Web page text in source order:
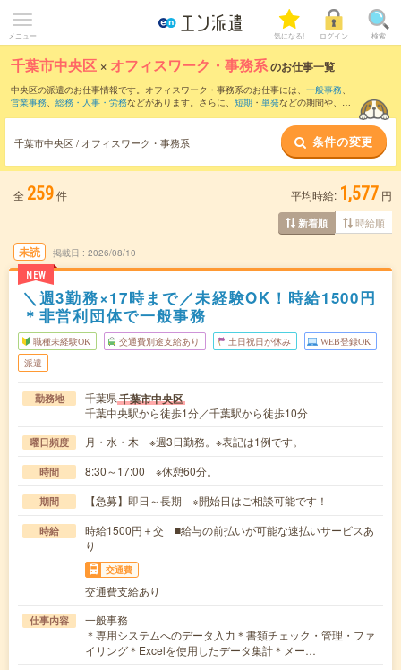
メニュー 気になる! ログイン 検索
千葉市中央区 × オフィスワーク・事務系のお仕事一覧
中央区の派遣のお仕事情報です。オフィスワーク・事務系のお仕事には、 一般事務、
営業事務、 総務・人事・労務などがあります。さらに、 短期 ・ 単発などの期間や、 職
千葉市中央区 / オフィスワーク・事務系 条件の変更
全 259件 平均時給: 1,577 円
新着順 時給順
未読
NEW
掲載日 2026/08/10
＼週3勤務×17時まで／未経験OK！時給1500円
＊非営利団体で一般事務
職種未経験OK 交通費別途支給あり 土日祝日が休み WEB登録OK
派遣
勤務地 千葉県千葉市中央区
千葉中央駅から徒歩1分／千葉駅から徒歩10分
曜日頻度 月・水・木 ※週3日勤務。※表記は1例です。
時間 8:30～17:00 ※休憩60分。
期間 【急募】即日～長期 ※開始日はご相談可能です！
時給
時給1500円＋交 ■給与の前払いが可能な速払いサービスあ
り
交通費
交通費支給あり
仕事内容
一般事務
＊専用システムへのデータ入力＊書類チェック・管理・ファ
イリング＊Excelを使用したデータ集計＊メー…